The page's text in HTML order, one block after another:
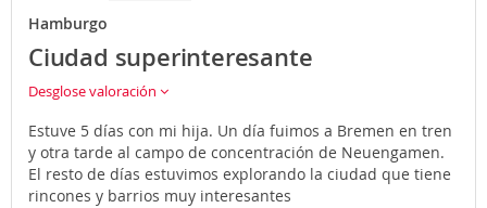
Hamburgo
Ciudad superinteresante
Desglose valoración
Estuve 5 días con mi hija. Un día fuimos a Bremen en tren
y otra tarde al campo de concentración de Neuengamen.
El resto de días estuvimos explorando la ciudad que tiene
rincones y barrios muy interesantes